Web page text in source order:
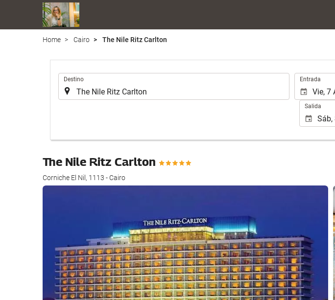
Home Cairo The Nile Ritz Carlton
Destino Entrada
Salida
The Nile Ritz Carlton
Corniche El Nil, 1113 - Cairo